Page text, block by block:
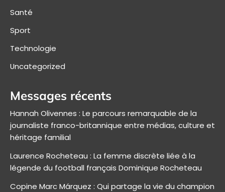
Santé
Sport
Technologie
Uncategorized
Messages récents
Hannah Olivennes : Le parcours remarquable de la
journaliste franco-britannique entre médias, culture et
héritage familial
Laurence Rocheteau : La femme discrète liée à la
légende du football français Dominique Rocheteau
Copine Marc Márquez : Qui partage la vie du champion